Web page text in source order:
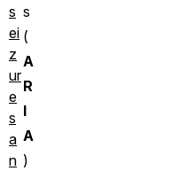
s
(
A
R
I
A
)
s
ei
z
ur
e
s
a
n